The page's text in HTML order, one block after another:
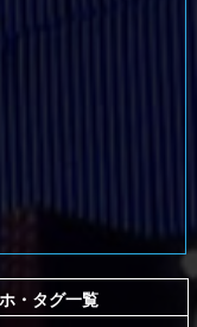
・タグ一覧